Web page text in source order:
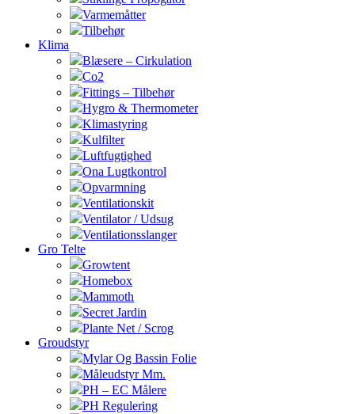
Varmemåtter
Tilbehør
Klima
Blæsere – Cirkulation
Co2
Fittings – Tilbehør
Hygro & Thermometer
Klimastyring
Kulfilter
Luftfugtighed
Ona Lugtkontrol
Opvarmning
Ventilationskit
Ventilator / Udsug
Ventilationsslanger
Gro Telte
Growtent
Homebox
Mammoth
Secret Jardin
Plante Net / Scrog
Groudstyr
Mylar Og Bassin Folie
Måleudstyr Mm.
PH – EC Målere
PH Regulering